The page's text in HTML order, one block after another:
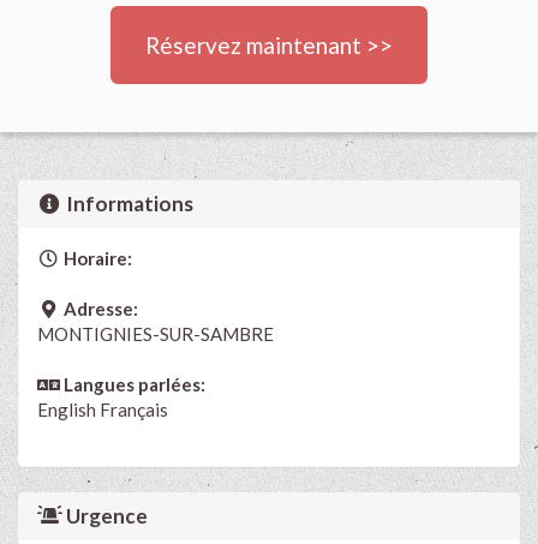
Réservez maintenant >>
Informations
Horaire:
Adresse:
MONTIGNIES-SUR-SAMBRE
Langues parlées:
English Français
Urgence